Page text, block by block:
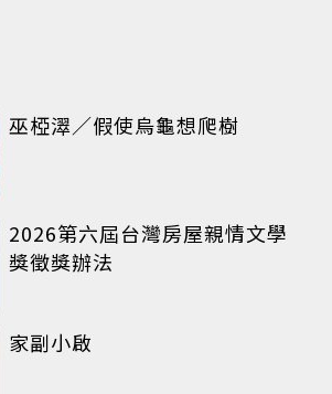
巫椏濢／假使烏龜想爬樹
2026第六屆台灣房屋親情文學
獎徵獎辦法
家副小啟